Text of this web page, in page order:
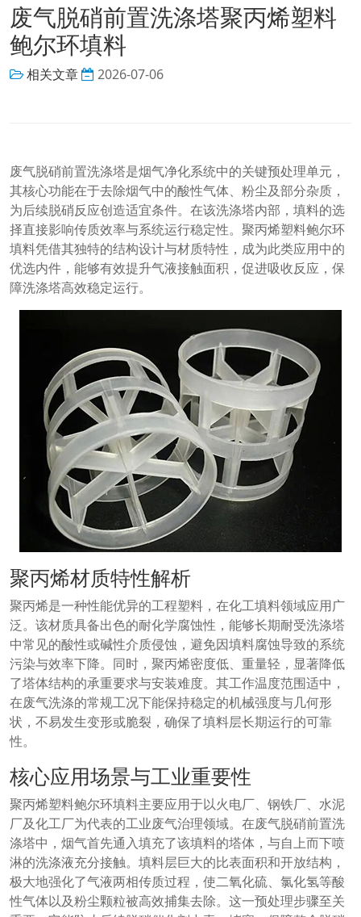
废气脱硝前置洗涤塔聚丙烯塑料
鲍尔环填料
相关文章 2026-07-06
废气脱硝前置洗涤塔是烟气净化系统中的关键预处理单元，
其核心功能在于去除烟气中的酸性气体、粉尘及部分杂质，
为后续脱硝反应创造适宜条件。在该洗涤塔内部，填料的选
择直接影响传质效率与系统运行稳定性。聚丙烯塑料鲍尔环
填料凭借其独特的结构设计与材质特性，成为此类应用中的
优选内件，能够有效提升气液接触面积，促进吸收反应，保
障洗涤塔高效稳定运行。
聚丙烯材质特性解析
聚丙烯是一种性能优异的工程塑料，在化工填料领域应用广
泛。该材质具备出色的耐化学腐蚀性，能够长期耐受洗涤塔
中常见的酸性或碱性介质侵蚀，避免因填料腐蚀导致的系统
污染与效率下降。同时，聚丙烯密度低、重量轻，显著降低
了塔体结构的承重要求与安装难度。其工作温度范围适中，
在废气洗涤的常规工况下能保持稳定的机械强度与几何形
状，不易发生变形或脆裂，确保了填料层长期运行的可靠
性。
核心应用场景与工业重要性
聚丙烯塑料鲍尔环填料主要应用于以火电厂、钢铁厂、水泥
厂及化工厂为代表的工业废气治理领域。在废气脱硝前置洗
涤塔中，烟气首先通入填充了该填料的塔体，与自上而下喷
淋的洗涤液充分接触。填料层巨大的比表面积和开放结构，
极大地强化了气液两相传质过程，使二氧化硫、氯化氢等酸
性气体以及粉尘颗粒被高效捕集去除。这一预处理步骤至关